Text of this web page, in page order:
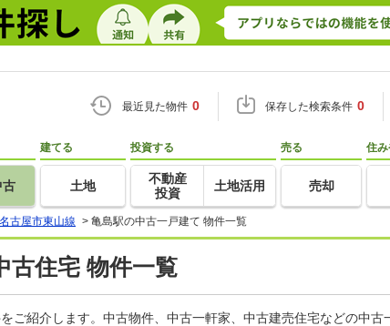
最近見た物件 0 保存した検索条件 0
古
建てる
土地
投資する
不動産
投資
土地活用
売る
売却
住
名古屋市東山線 > 亀島駅の中古一戸建て 物件一覧
古住宅 物件一覧
ご紹介します。中古物件、中古一軒家、中古建売住宅などの中古